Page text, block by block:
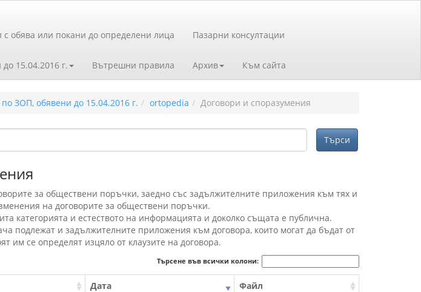
обява или покани до определени лица Пазарни консултации
15.04.2016 г. Вътрешни правила Архив Към сайта
ЗОП, обявени до 15.04.2016 г. ortopedia Договори и споразумения
за обществени поръчки, заедно със задължителните приложения към тях и
на договорите за обществени поръчки.
категорията и естеството на информацията и доколко същата е публична.
подлежат и задължителните приложения към договора, които могат да бъдат от
им се определят изцяло от клаузите на договора.
Търсене във всички колони:
Дата
Файл